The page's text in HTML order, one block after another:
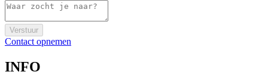
Verstuur
Contact opnemen
INFO